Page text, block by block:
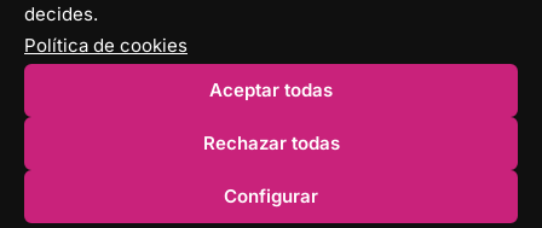
© 2026 Unknown Gravity S.L. — Málaga, ES
Aviso legal
ES EN LMVSI · MiFID II · MiCA · ERIR
decides.
Política de cookies
Aceptar todas
Rechazar todas
Configurar